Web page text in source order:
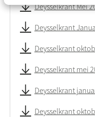
Deysselkrant Mei
Deysselkrant
Deysselkrant
Deysselkrant mei
Deysselkrant
Deysselkrant